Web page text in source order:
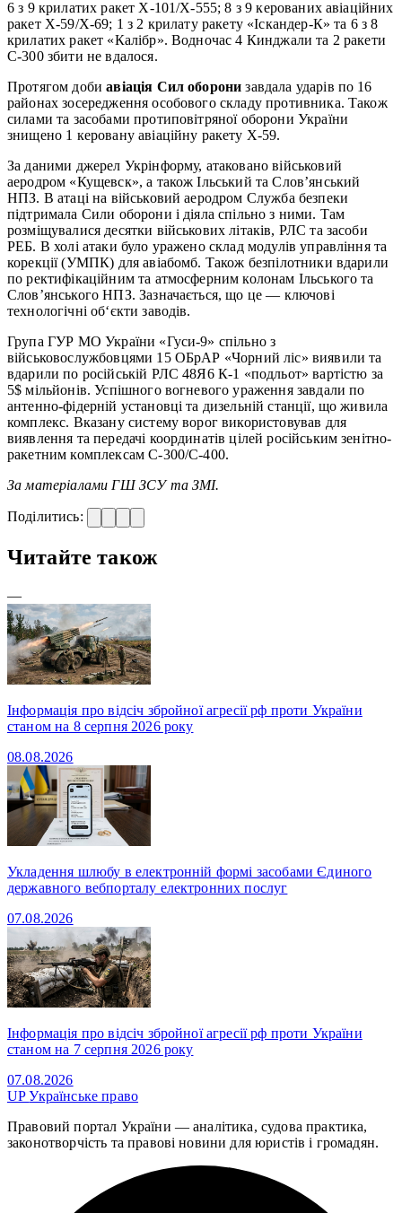
6 з 9 крилатих ракет Х-101/Х-555; 8 з 9 керованих авіаційних
ракет Х-59/Х-69; 1 з 2 крилату ракету «Іскандер-К» та 6 з 8
крилатих ракет «Калібр». Водночас 4 Кинджали та 2 ракети
С-300 збити не вдалося.
Протягом добиавіація Сил оборони завдала ударів по 16
районах зосередження особового складу противника. Також
силами та засобами протиповітряної оборони України
знищено 1 керовану авіаційну ракету Х-59.
За даними джерел Укрінформу, атаковано військовий
аеродром «Кущевск», а також Ільський та Слов’янський
НПЗ. В атаці на військовий аеродром Служба безпеки
підтримала Сили оборони і діяла спільно з ними. Там
розміщувалися десятки військових літаків, РЛС та засоби
РЕБ. В холі атаки було уражено склад модулів управління та
корекції (УМПК) для авіабомб. Також безпілотники вдарили
по ректифікаційним та атмосферним колонам Ільського та
Слов’янського НПЗ. Зазначається, що це — ключові
технологічні об‘єкти заводів.
Група ГУР МО України «Гуси-9» спільно з
військовослужбовцями 15 ОБрАР «Чорний ліс» виявили та
вдарили по російській РЛС 48Я6 К-1 «подльот» вартістю за
5$ мільйонів. Успішного вогневого ураження завдали по
антенно-фідерній установці та дизельній станції, що живила
комплекс. Вказану систему ворог використовував для
виявлення та передачі координатів цілей російським зенітно-
ракетним комплексам С-300/С-400.
За матеріалами ГШ ЗСУ та ЗМІ.
Поділитись:
Читайте також
—
Інформація про відсіч збройної агресії рф проти України
станом на 8 серпня 2026 року
08.08.2026
Укладення шлюбу в електронній формі засобами Єдиного
державного вебпорталу електронних послуг
07.08.2026
Інформація про відсіч збройної агресії рф проти України
станом на 7 серпня 2026 року
07.08.2026
UPУкраїнське право
Правовий портал України — аналітика, судова практика,
законотворчість та правові новини для юристів і громадян.